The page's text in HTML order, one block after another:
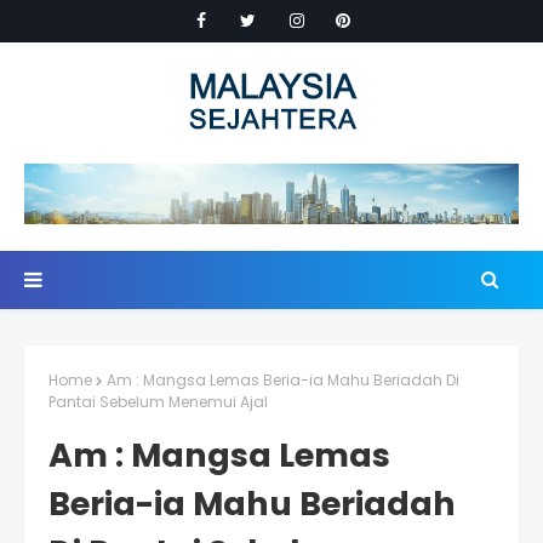
Home
Am : Mangsa Lemas Beria-ia Mahu Beriadah Di
Pantai Sebelum Menemui Ajal
Am : Mangsa Lemas
Beria-ia Mahu Beriadah